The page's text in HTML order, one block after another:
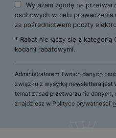
Wyrażam zgodę na
osobowych w celu prowadzenia
za pośrednictwem poczty
* Rabat nie łączy się z kategorią
kodami rabatowymi.
Administratorem Twoich danych
związku z wysyłką newslettera jest
temat zasad przetwarzania danych,
znajdziesz w Polityce prywatności: